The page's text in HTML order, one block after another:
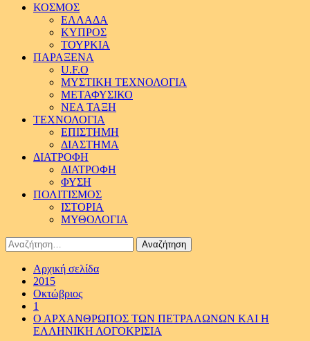
ΚΟΣΜΟΣ
ΕΛΛΑΔΑ
ΚΥΠΡΟΣ
ΤΟΥΡΚΙΑ
ΠΑΡΑΞΕΝΑ
U.F.O
ΜΥΣΤΙΚΗ ΤΕΧΝΟΛΟΓΙΑ
ΜΕΤΑΦΥΣΙΚΟ
ΝΕΑ ΤΑΞΗ
ΤΕΧΝΟΛΟΓΙΑ
ΕΠΙΣΤΗΜΗ
ΔΙΑΣΤΗΜΑ
ΔΙΑΤΡΟΦΗ
ΔΙΑΤΡΟΦΗ
ΦΥΣΗ
ΠΟΛΙΤΙΣΜΟΣ
ΙΣΤΟΡΙΑ
ΜΥΘΟΛΟΓΙΑ
Αναζήτηση
για:
Αρχική σελίδα
2015
Οκτώβριος
1
Ο ΑΡΧΑΝΘΡΩΠΟΣ ΤΩΝ ΠΕΤΡΑΛΩΝΩΝ ΚΑΙ Η
ΕΛΛΗΝΙΚΗ ΛΟΓΟΚΡΙΣΙΑ